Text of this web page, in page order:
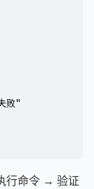
败"
行命令 → 验证